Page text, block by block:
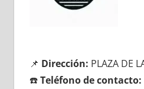
📌 Dirección: PLAZA DE
☎️Teléfono dе contacto: